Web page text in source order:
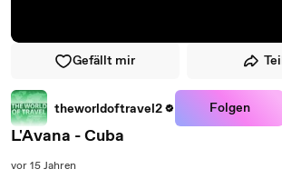
Gefällt mir
theworldoftravel2 Folgen
L'Avana - Cuba
vor 15 Jahren